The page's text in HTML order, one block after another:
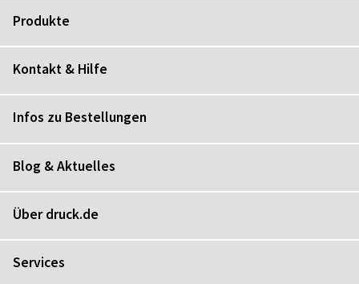
Produkte
Kontakt & Hilfe
Infos zu Bestellungen
Blog & Aktuelles
Über druck.de
Services